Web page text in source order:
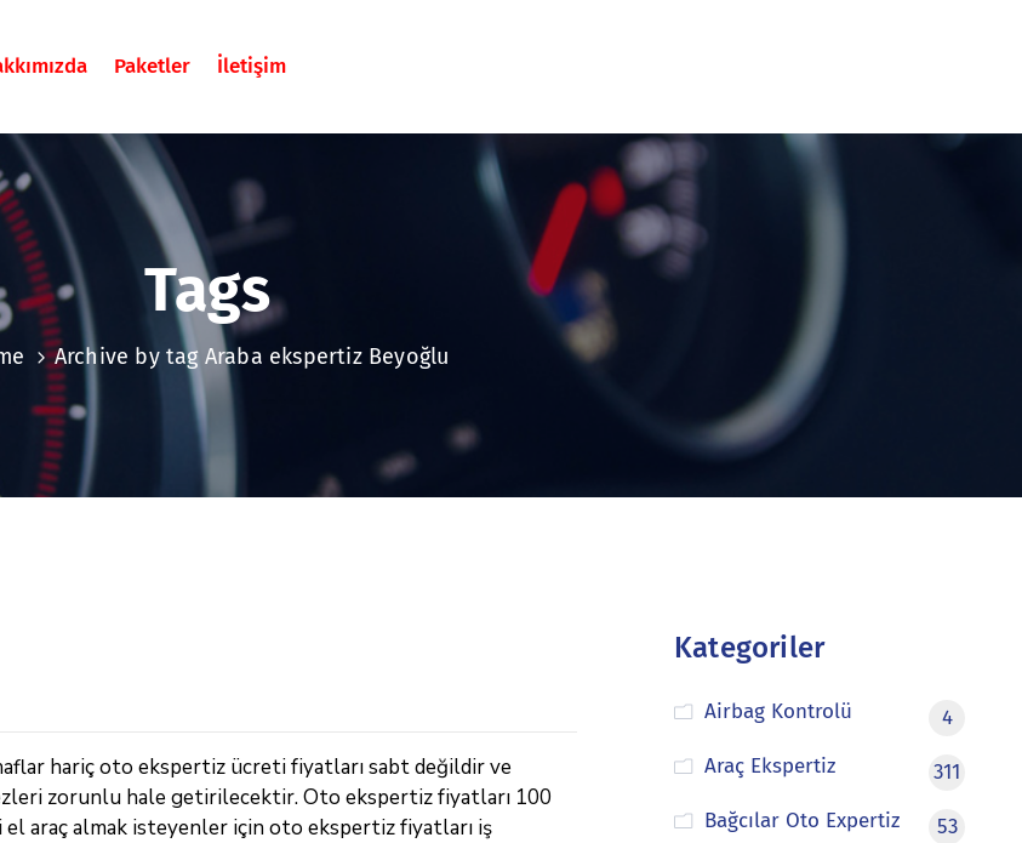
Paketler İletişim
Tags
Archive by tag Araba ekspertiz Beyoğlu
hariç oto ekspertiz ücreti fiyatları sabt değildir ve
zorunlu hale getirilecektir. Oto ekspertiz fiyatları 100
araç almak isteyenler için oto ekspertiz fiyatları iş
Kategoriler
Airbag Kontrolü
4
Araç Ekspertiz
311
Bağcılar Oto Expertiz
53